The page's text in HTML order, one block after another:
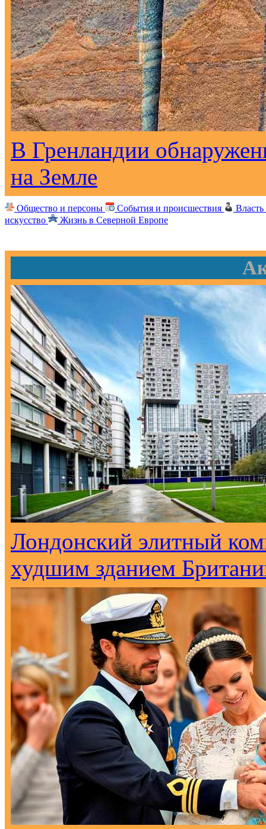
В Гренландии
на Земле
Общество и персоны События и происшествия
искусство
Жизнь в Северной Европе
Лондонский элитный
худшим зданием